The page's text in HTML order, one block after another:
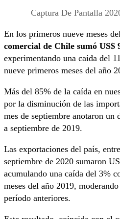
Captura De Pantalla
En los primeros nueve meses
comercial de Chile sumó US$
experimentando una caída del
nueve primeros meses del año
Más del 85% de la caída en
por la disminución de las
mes de septiembre anotaron un
a septiembre de 2019.
Las exportaciones del país,
septiembre de 2020 sumaron
acumulando una caída del 3%
meses del año 2019,
período anteriores.